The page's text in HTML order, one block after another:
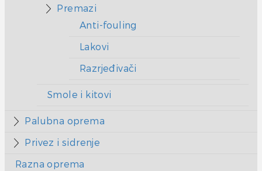
Premazi
Anti-fouling
Lakovi
Razrjeđivači
Smole i kitovi
Palubna oprema
Privez i sidrenje
Razna oprema